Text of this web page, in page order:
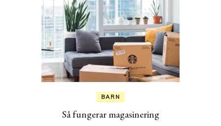
BARN
Så fungerar magasinering